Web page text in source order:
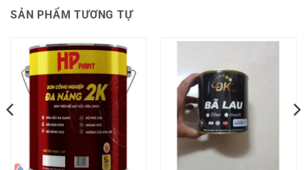
SẢN PHẨM TƯƠNG TỰ